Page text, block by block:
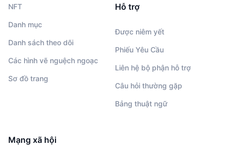
NFT
Danh mục
Danh sách theo dõi
Các hình vẽ nguệch ngoạc
Sơ đồ trang
Hỗ trợ
Được niêm yết
Phiếu Yêu Cầu
Liên hệ bộ phận hỗ trợ
Câu hỏi thường gặp
Bảng thuật ngữ
Mạng xã hội